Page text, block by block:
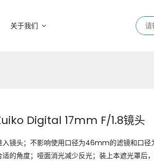
关于我们
Digital 17mm F/1.8镜头
入镜头；不影响使用口径为46mm的滤镜和口
的角度；哑面消光减少反光；装上本遮光罩后